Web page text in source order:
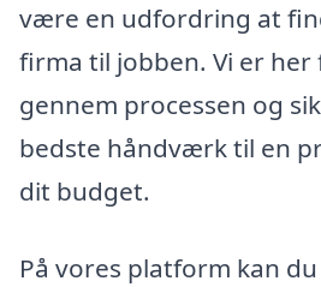
være en udfordring at
firma til jobben. Vi er
gennem processen og
bedste håndværk til en
dit budget.
På vores platform kan